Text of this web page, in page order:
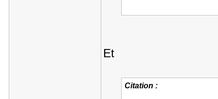
Et
Citation :